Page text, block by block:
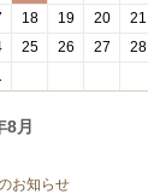
8月
18 19 20 21
25 26 27 28
お知らせ